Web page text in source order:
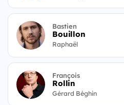
Bastien
Bouillon
Raphaël
François
Rollin
Gérard Béghin